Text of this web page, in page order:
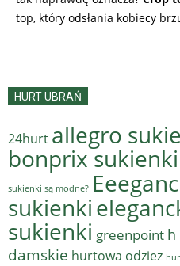
top, który odsłania kobiecy
HURT UBRAŃ
24hurt allegro
bonprix sukienki
sukienki są modne?
sukienki
sukienki greenpoint h
damskie hurtowa odziez